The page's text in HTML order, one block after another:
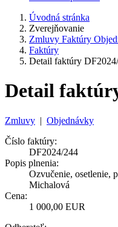
Úvodná stránka
Zverejňovanie
Zmluvy Faktúry
Faktúry
Detail faktúry
Detail
Zmluvy | Objednávky
Číslo faktúry:
DF2024/244
Popis plnenia:
Ozvučenie, osetlenie,
Michalová
Cena:
1 000,00 EUR